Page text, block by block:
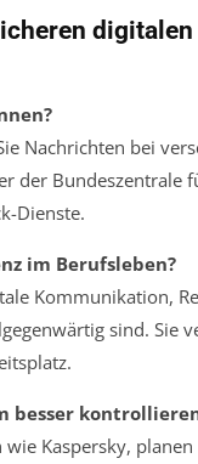
digitalen
Nachrichten bei
der Bundeszentrale
Dienste.
im Berufsleben?
Kommunikation,
sind. Sie
besser
Kaspersky, planen